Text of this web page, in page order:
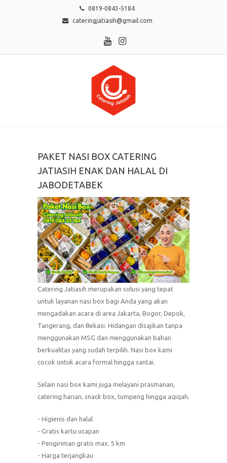
0819-0843-5184
cateringjatiasih@gmail.com
PAKET NASI BOX CATERING
JATIASIH ENAK DAN HALAL DI
JABODETABEK
Catering Jatiasih merupakan solusi yang tepat
untuk layanan nasi box bagi Anda yang akan
mengadakan acara di area Jakarta, Bogor, Depok,
Tangerang, dan Bekasi. Hidangan disajikan tanpa
menggunakan MSG dan menggunakan bahan
berkualitas yang sudah terpilih. Nasi box kami
cocok untuk acara formal hingga santai.
Selain nasi box kami juga melayani prasmanan,
catering harian, snack box, tumpeng hingga aqiqah.
- Higienis dan halal
- Gratis kartu ucapan
- Pengiriman gratis max. 5 km
- Harga terjangkau